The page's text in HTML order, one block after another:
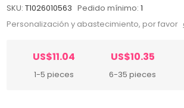
SKU: T1026010563 Pedido mínimo: 1
Personalización y abastecimiento, por favor
US$11.04
1-5 pieces
US$10.35
6-35 pieces